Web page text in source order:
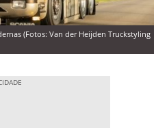
(Fotos: Van der Heijden Truckstyling